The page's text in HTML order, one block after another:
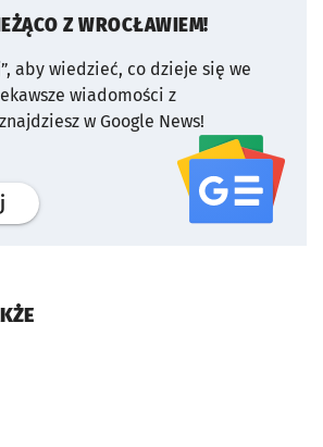
Z WROCŁAWIEM!
aby wiedzieć, co dzieje się we
wiadomości z
w Google News!
profil serwisu